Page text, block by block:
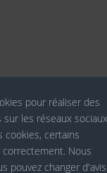
- Réalisé par le
pour réaliser des
les réseaux
cookies, certains
Nous
pouvez changer d'avis